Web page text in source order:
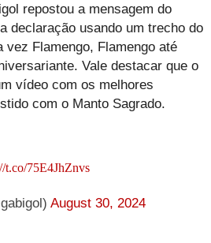
repostou a mensagem do
declaração usando um trecho do
vez Flamengo, Flamengo até
Vale destacar que o
vídeo com os melhores
com o Manto Sagrado.
t.co/75E4JhZnvs
August 30, 2024